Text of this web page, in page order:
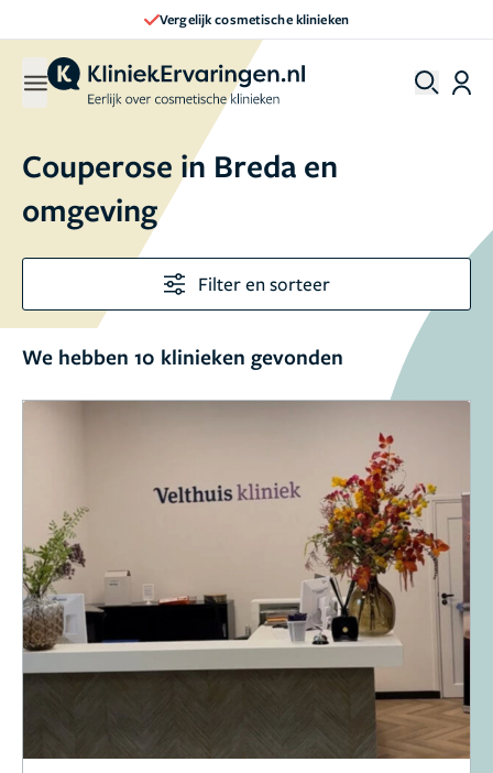
Vergelijk cosmetische klinieken
Couperose in Breda en
omgeving
Filter en sorteer
We hebben 10 klinieken gevonden